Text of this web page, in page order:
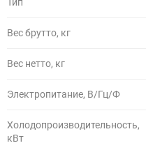
Вес брутто, кг
Вес нетто, кг
Электропитание, В/Гц/Ф
Холодопроизводительность,
кВт